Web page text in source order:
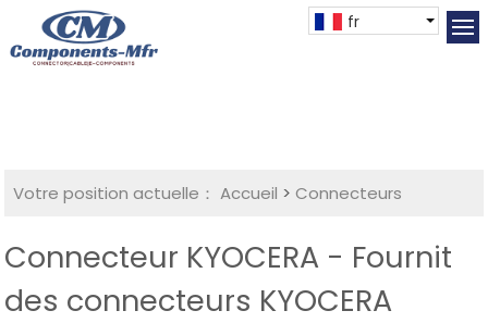
fr
Votre position actuelle： Accueil >Connecteurs
Connecteur KYOCERA - Fournit
des connecteurs KYOCERA